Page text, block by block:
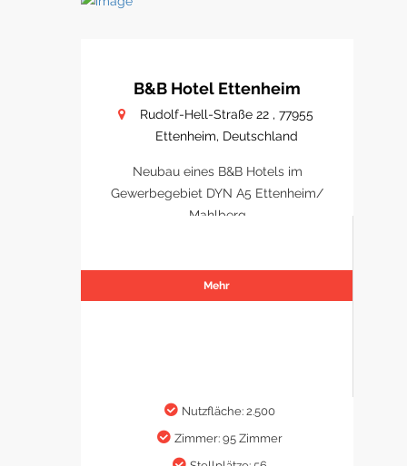
B&B Hotel Ettenheim
Rudolf-Hell-Straße 22 , 77955
Ettenheim, Deutschland
Neubau eines B&B Hotels im
Gewerbegebiet DYN A5 Ettenheim/
Mahlberg
Mehr
Nutzfläche: 2.500
Zimmer: 95 Zimmer